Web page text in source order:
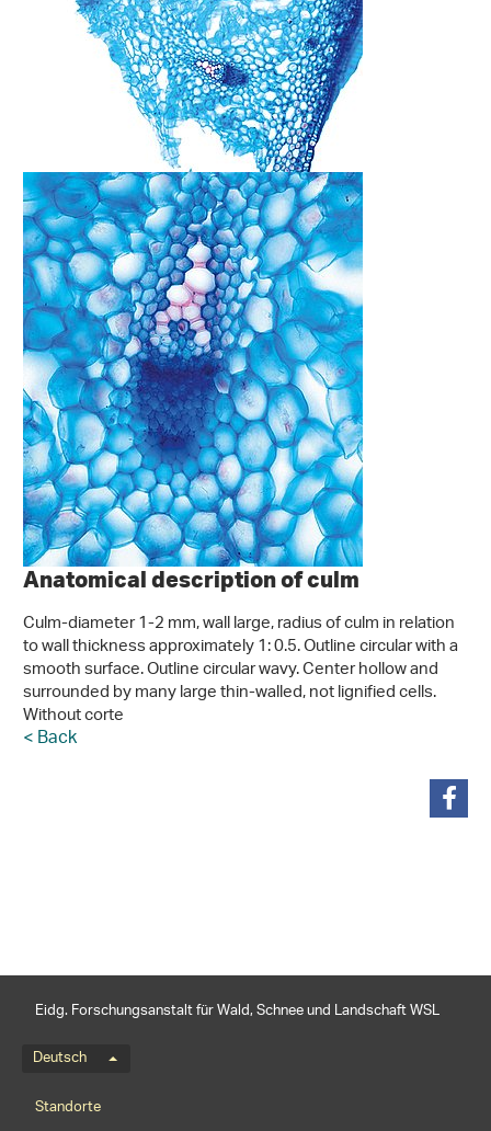
Anatomical description of culm
Culm-diameter 1-2 mm, wall large, radius of culm in relation
to wall thickness approximately 1: 0.5. Outline circular with a
smooth surface. Outline circular wavy. Center hollow and
surrounded by many large thin-walled, not lignified cells.
Without corte
< Back
Eidg. Forschungsanstalt für Wald, Schnee und Landschaft WSL
Sprachmenü
Deutsch
Footernavigation
Standorte